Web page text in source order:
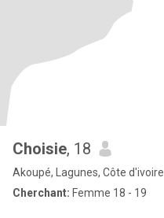
Choisie, 18
Akoupé, Lagunes, Côte d'ivoire
Cherchant: Femme 18 - 19